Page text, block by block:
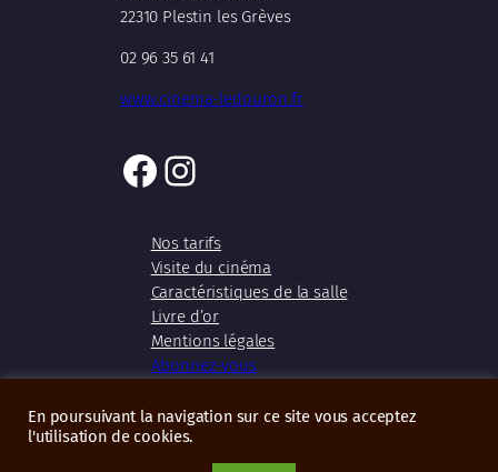
22310 Plestin les Grèves
02 96 35 61 41
www.cinema-ledouron.fr
Facebook
Instagram
Nos tarifs
Visite du cinéma
Caractéristiques de la salle
Livre d’or
Mentions légales
Abonnez-vous
Copyright 2026 – Cinéma Le Douron
En poursuivant la navigation sur ce site vous acceptez
l'utilisation de cookies.